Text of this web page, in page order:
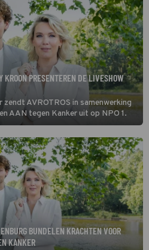
KROON PRESENTEREN DE LIVESHOW
AVROTROS in samenwerking
AAN tegen Kanker uit op NPO 1.
BUNDELEN KRACHTEN VOOR
KANKER